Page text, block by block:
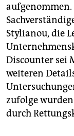
aufgenommen.
Stylianou, die
Discounter sei
weiteren
zufolge
durch